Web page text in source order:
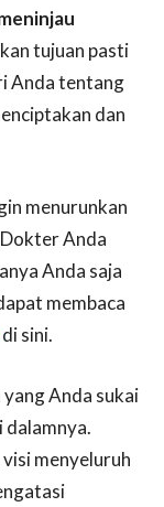
tujuan pasti
Anda tentang
dan
menurunkan
Anda
Anda saja
membaca
di sini.
Anda sukai
dalamnya.
menyeluruh